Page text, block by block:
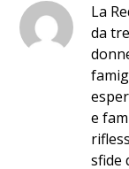
La
da
e
sfide